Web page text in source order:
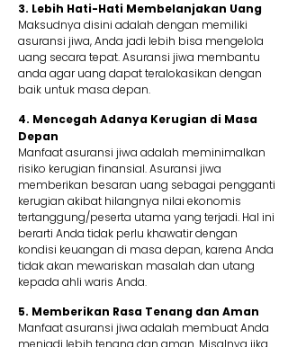
3. Lebih Hati-Hati Membelanjakan Uang
Maksudnya disini adalah dengan memiliki
asuransi jiwa, Anda jadi lebih bisa mengelola
uang secara tepat. Asuransi jiwa membantu
anda agar uang dapat teralokasikan dengan
baik untuk masa depan.
4. Mencegah Adanya Kerugian di Masa
Depan
Manfaat asuransi jiwa adalah meminimalkan
risiko kerugian finansial. Asuransi jiwa
memberikan besaran uang sebagai pengganti
kerugian akibat hilangnya nilai ekonomis
tertanggung/peserta utama yang terjadi. Hal ini
berarti Anda tidak perlu khawatir dengan
kondisi keuangan di masa depan, karena Anda
tidak akan mewariskan masalah dan utang
kepada ahli waris Anda.
5. Memberikan Rasa Tenang dan Aman
Manfaat asuransi jiwa adalah membuat Anda
menjadi lebih tenang dan aman. Misalnya jika